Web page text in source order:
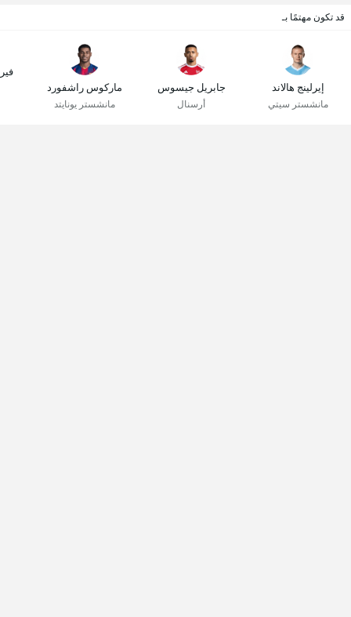
قد تكون مهتمًا بـ
إيرلينج هالاند
مانشستر سيتي
جابريل جيسوس
أرسنال
ماركوس راشفورد
مانشستر يونايتد